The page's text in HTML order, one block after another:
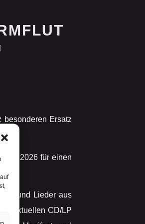
besonderen Ersatz
für einen
und Lieder aus
aktuellen CD/LP